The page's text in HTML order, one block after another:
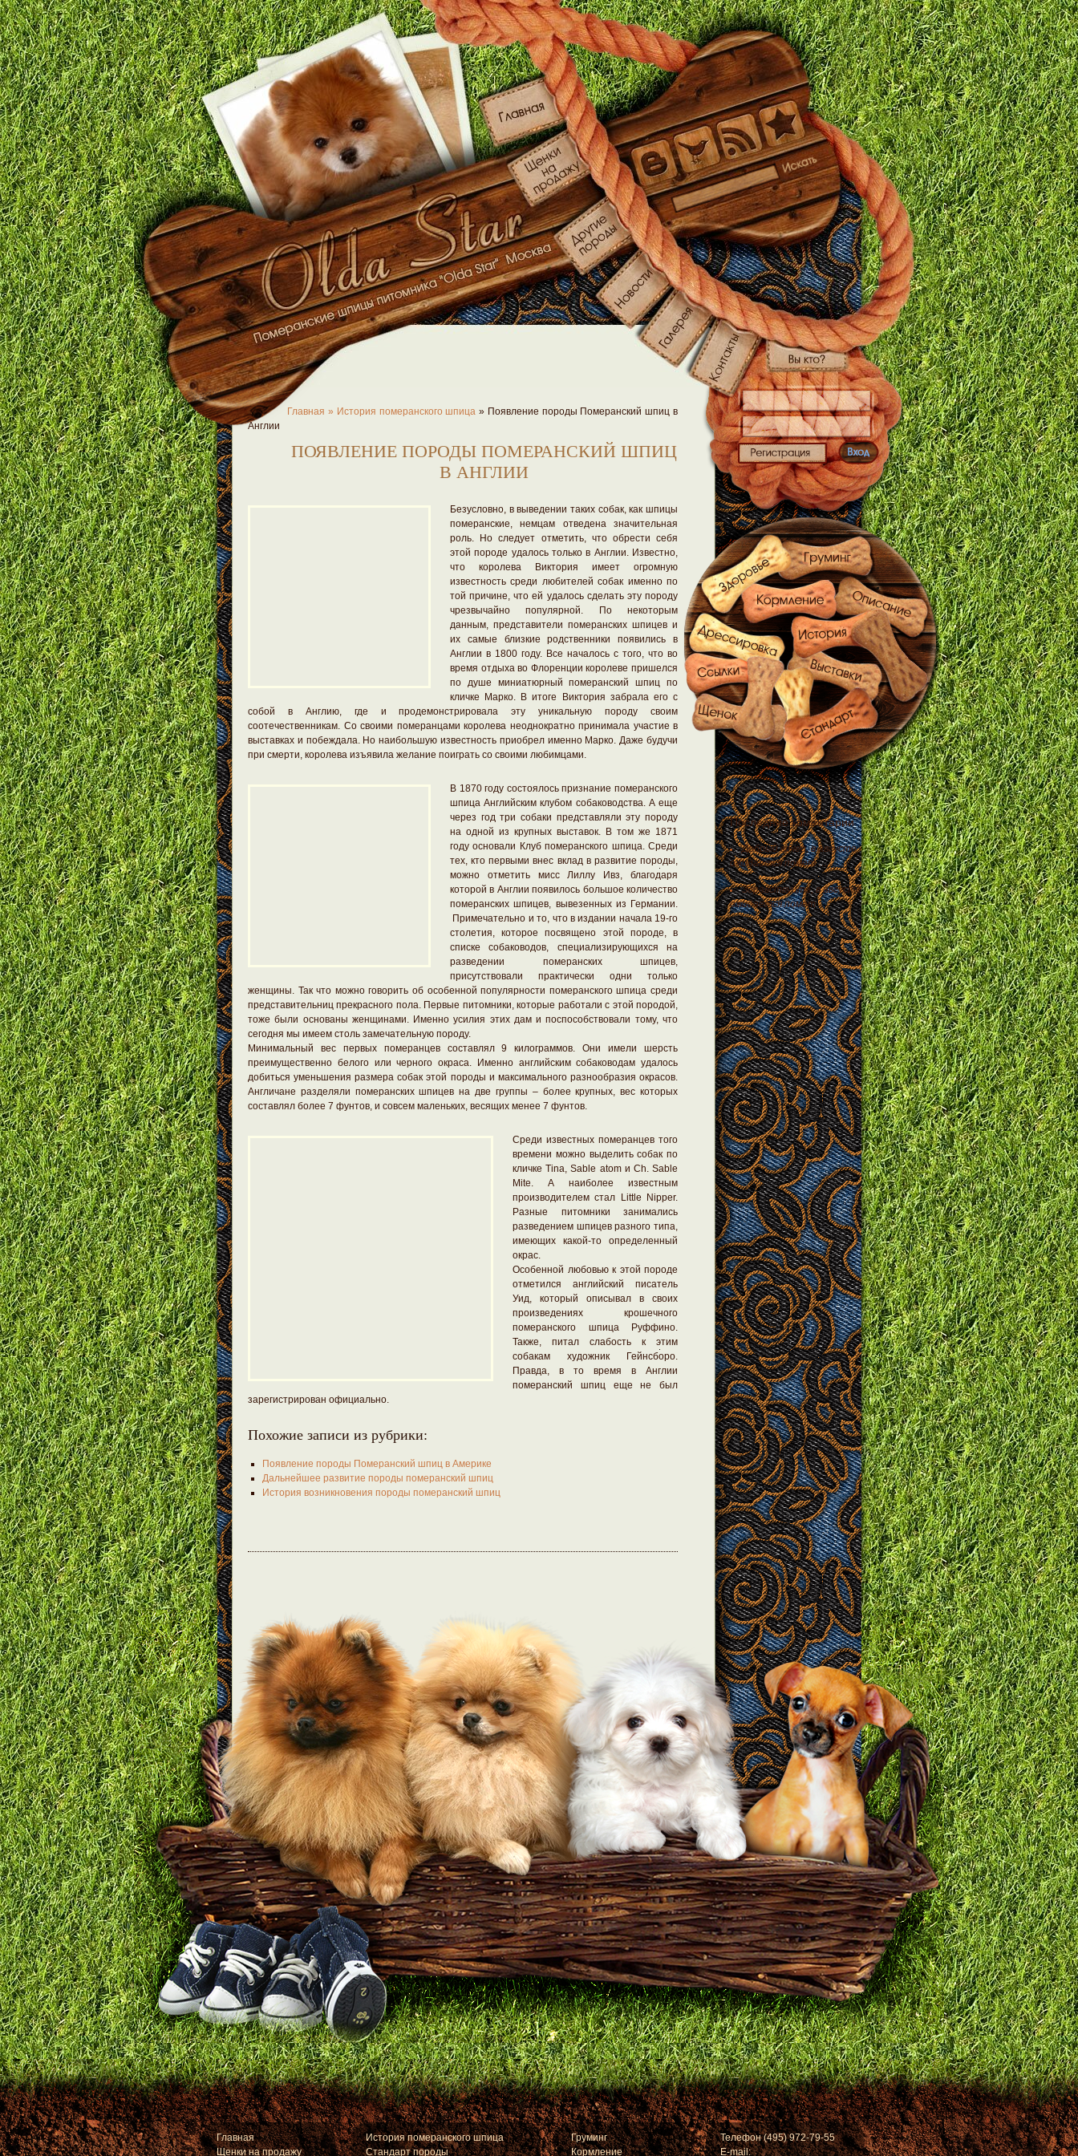
Главная » История померанского шпица » Появление породы Померанский шпиц в
Англии
ПОЯВЛЕНИЕ ПОРОДЫ ПОМЕРАНСКИЙ ШПИЦ
В АНГЛИИ
Безусловно, в выведении таких собак, как шпицы
померанские, немцам отведена значительная
роль. Но следует отметить, что обрести себя
этой породе удалось только в Англии. Известно,
что королева Виктория имеет огромную
известность среди любителей собак именно по
той причине, что ей удалось сделать эту породу
чрезвычайно популярной. По некоторым
данным, представители померанских шпицев и
их самые близкие родственники появились в
Англии в 1800 году. Все началось с того, что во
время отдыха во Флоренции королеве пришелся
по душе миниатюрный померанский шпиц по
кличке Марко. В итоге Виктория забрала его с
собой в Англию, где и продемонстрировала эту уникальную породу своим
соотечественникам. Со своими померанцами королева неоднократно принимала участие в
выставках и побеждала. Но наибольшую известность приобрел именно Марко. Даже будучи
при смерти, королева изъявила желание поиграть со своими любимцами.
В 1870 году состоялось признание померанского
шпица Английским клубом собаководства. А еще
через год три собаки представляли эту породу
на одной из крупных выставок. В том же 1871
году основали Клуб померанского шпица. Среди
тех, кто первыми внес вклад в развитие породы,
можно отметить мисс Лиллу Ивз, благодаря
которой в Англии появилось большое количество
померанских шпицев, вывезенных из Германии.
Примечательно и то, что в издании начала 19-го
столетия, которое посвящено этой породе, в
списке собаководов, специализирующихся на
разведении померанских шпицев,
присутствовали практически одни только
женщины. Так что можно говорить об особенной популярности померанского шпица среди
представительниц прекрасного пола. Первые питомники, которые работали с этой породой,
тоже были основаны женщинами. Именно усилия этих дам и поспособствовали тому, что
сегодня мы имеем столь замечательную породу.
Минимальный вес первых померанцев составлял 9 килограммов. Они имели шерсть
преимущественно белого или черного окраса. Именно английским собаководам удалось
добиться уменьшения размера собак этой породы и максимального разнообразия окрасов.
Англичане разделяли померанских шпицев на две группы – более крупных, вес которых
составлял более 7 фунтов, и совсем маленьких, весящих менее 7 фунтов.
Среди известных померанцев того
времени можно выделить собак по
кличке Tina, Sable atom и Ch. Sable
Mite. А наиболее известным
производителем стал Little Nipper.
Разные питомники занимались
разведением шпицев разного типа,
имеющих какой-то определенный
окрас.
Особенной любовью к этой породе
отметился английский писатель
Уид, который описывал в своих
произведениях крошечного
померанского шпица Руффино.
Также, питал слабость к этим
собакам художник Гейнсборо.
Правда, в то время в Англии
померанский шпиц еще не был
зарегистрирован официально.
Похожие записи из рубрики:
Появление породы Померанский шпиц в Америке
Дальнейшее развитие породы померанский шпиц
История возникновения породы померанский шпиц
Последние коментарии
Добрый вечер, в августе
ожидается помет …
Здравствуйте, в августе
ожидается помет …
Главная
Щенки на продажу
История померанского шпица
Стандарт породы
Груминг
Кормление
Телефон (495) 972-79-55
E-mail: